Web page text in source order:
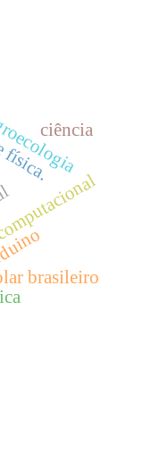
brasileiro
ciência